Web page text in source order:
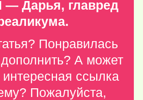
— Дарья, главред
Понравилась
А может
интересная ссылка
Пожалуйста,